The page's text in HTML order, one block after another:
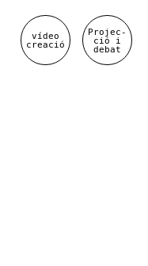
Projec-
ció i
debat
vídeo
creació